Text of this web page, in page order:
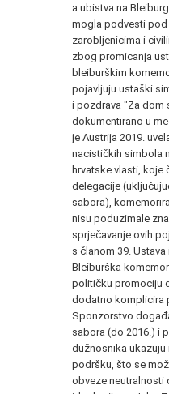
a ubistva na
mogla podvesti pod
zarobljenicima i
zbog promicanja
bleiburškim
pojavljuju ustaški
i pozdrava "Za dom
dokumentirano u
je Austrija 2019.
nacističkih simbola
hrvatske vlasti, koje
delegacije
sabora),
nisu poduzimale
sprječavanje ovih
s članom 39. Ustava
Bleiburška
političku promociju
dodatno komplicira
Sponzorstvo
sabora (do 2016.) i
dužnosnika ukazuju
podršku, što se
obveze neutralnosti